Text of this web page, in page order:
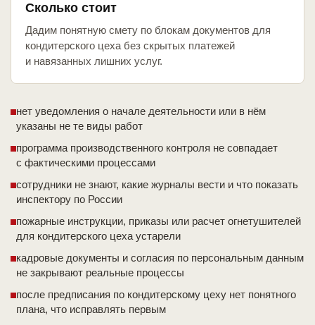
Сколько стоит
Дадим понятную смету по блокам документов для
кондитерского цеха без скрытых платежей
и навязанных лишних услуг.
нет уведомления о начале деятельности или в нём
указаны не те виды работ
программа производственного контроля не совпадает
с фактическими процессами
сотрудники не знают, какие журналы вести и что показать
инспектору по России
пожарные инструкции, приказы или расчет огнетушителей
для кондитерского цеха устарели
кадровые документы и согласия по персональным данным
не закрывают реальные процессы
после предписания по кондитерскому цеху нет понятного
плана, что исправлять первым